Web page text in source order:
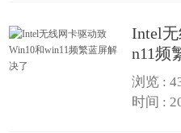
Intel
n11频
浏览 :
时间 :